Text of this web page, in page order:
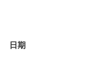
日期